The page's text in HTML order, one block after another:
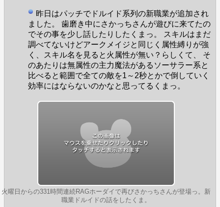
昨日はパッチでドルイド系列の新職業が追加され
ました。 歯磨き中にさかっちさんが遊びに来てたの
でその事を少し話したりしたくまっ。 スキルはまだ
調べてないけどアークメイジと同じく属性縛りが強
く、スキル名を見ると火属性が無い？らしくて、 そ
のあたりは無属性の主力魔法があるソーサラー系と
比べると範囲で全ての敵を1～2秒とかで倒していく
効率にはならないのかなと思ってるくまっ。
火曜日からの331時間連続RAGホーダイで再びさかっちさんが登場っ。新
職業ドルイドの話をしたくま。